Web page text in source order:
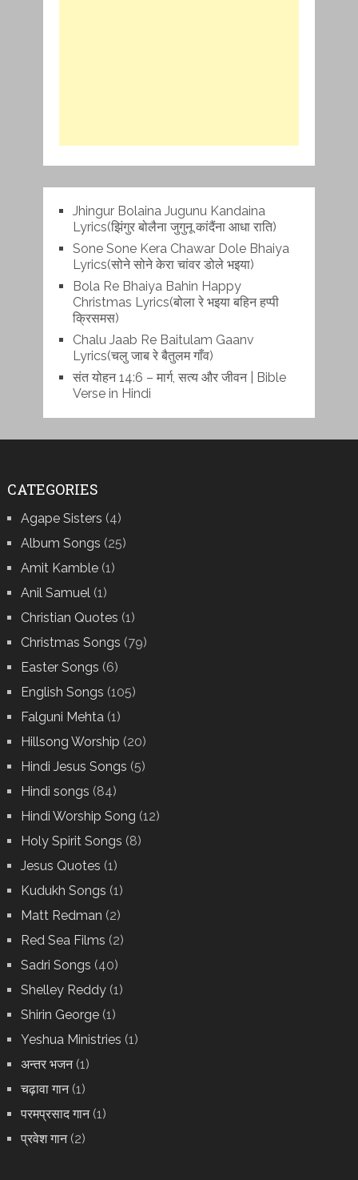
Jhingur Bolaina Jugunu Kandaina
Lyrics(झिंगुर बोलैना जुगुनू कांदैंना आधा राति)
Sone Sone Kera Chawar Dole Bhaiya
Lyrics(सोने सोने केरा चांवर डोले भइया)
Bola Re Bh‌aiya Bahin Happy
Christmas Lyrics(बोला रे भ‌इया बहिन हप्पी
क्रिसमस)
Chalu Jaab Re Baitulam Gaanv
Lyrics(चलु जाब रे बैतुलम गाँव)
संत योहन 14:6 – मार्ग, सत्य और जीवन | Bible
Verse in Hindi
CATEGORIES
Agape Sisters (4)
Album Songs (25)
Amit Kamble(1)
Anil Samuel(1)
Christian Quotes (1)
Christmas Songs (79)
Easter Songs (6)
English Songs (105)
Falguni Mehta(1)
Hillsong Worship (20)
Hindi Jesus Songs (5)
Hindi songs (84)
Hindi Worship Song (12)
Holy Spirit Songs (8)
Jesus Quotes (1)
Kudukh Songs (1)
Matt Redman (2)
Red Sea Films (2)
Sadri Songs (40)
Shelley Reddy(1)
Shirin George(1)
Yeshua Ministries (1)
अन्तर भजन(1)
चढ़ावा गान(1)
परमप्रसाद गान(1)
प्रवेश गान(2)